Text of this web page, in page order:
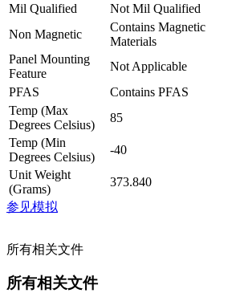
Mil Qualified
Not Mil Qualified
Non Magnetic
Contains Magnetic
Materials
Panel Mounting
Feature
Not Applicable
PFAS
Contains PFAS
Temp (Max
Degrees Celsius)
85
Temp (Min
Degrees Celsius)
-40
Unit Weight
(Grams)
373.840
参见模拟
所有相关文件
所有相关文件